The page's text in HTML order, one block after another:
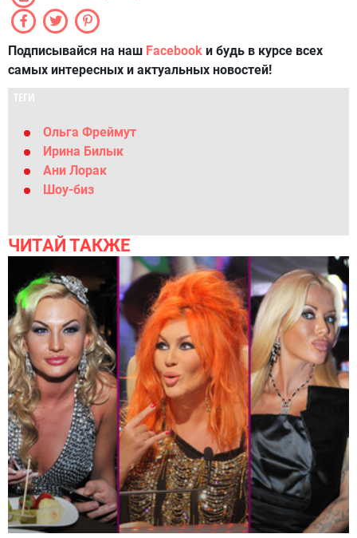
Подписывайся на наш Facebook и будь в курсе всех
самых интересных и актуальных новостей!
ТЕГИ
Ольга Фреймут
Ирина Билык
Ани Лорак
Шоу-биз
ЧИТАЙ ТАКЖЕ